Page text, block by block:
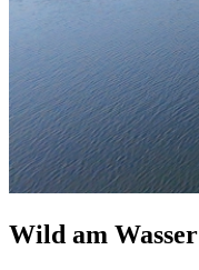
Wild am Wasser